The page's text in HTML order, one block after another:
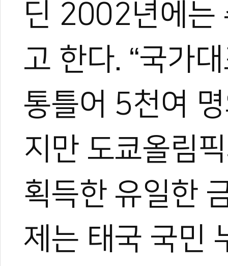
딘 2002년에는
고 한다. “국가
통틀어 5천여
지만 도쿄올림
획득한 유일한
제는 태국 국민